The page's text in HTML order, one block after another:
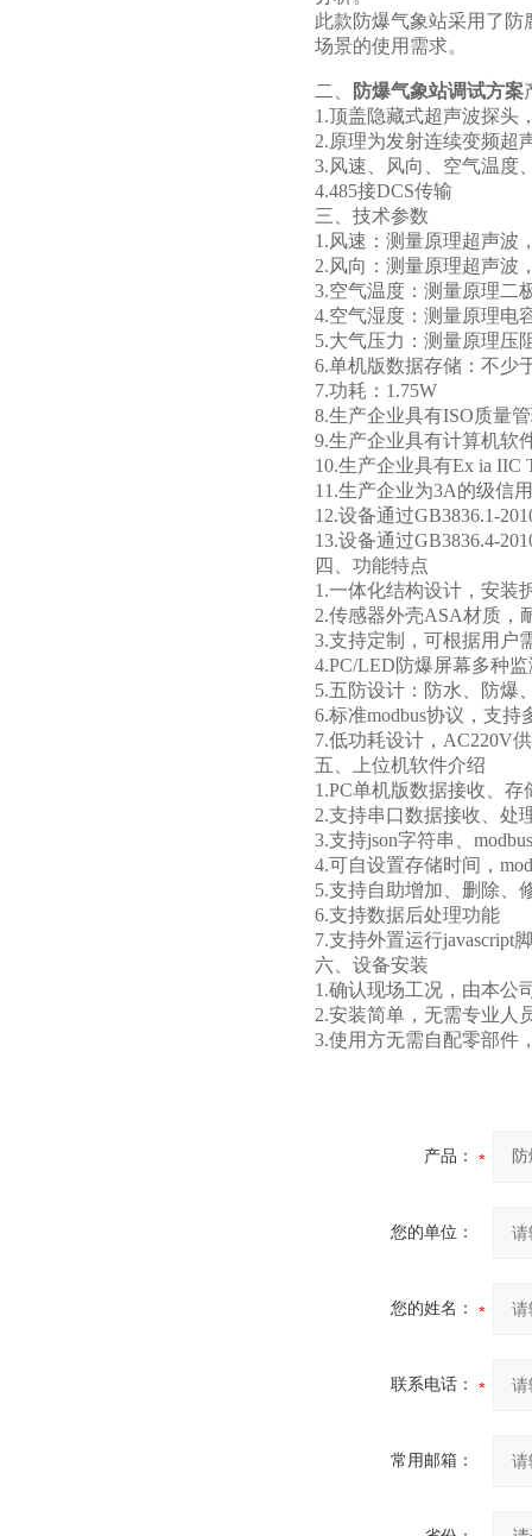
此款防爆气象站采用了
场景的使用需求。
二、 防爆气象站调试方案
1.顶盖隐藏式超声波探头
2.原理为发射连续变频超
3.风速、风向、空气温度
4.485接DCS传输
三、技术参数
1.风速：测量原理超声波
2.风向：测量原理超声波
3.空气温度：测量原理
4.空气湿度：测量原理电
5.大气压力：测量原理压
6.单机版数据存储：不少
7.功耗：1.75W
8.生产企业具有ISO质量
9.生产企业具有计算机软
10.生产企业具有Ex ia IIC
11.生产企业为3A的级信
12.设备通过GB3836.1-
13.设备通过GB3836.4-
四、功能特点
1.一体化结构设计，安装
2.传感器外壳ASA材质，
3.支持定制，可根据用户
4.PC/LED防爆屏幕多种
5.五防设计：防水、防爆
6.标准modbus协议，支
7.低功耗设计，AC220V
五、上位机软件介绍
1.PC单机版数据接收、
2.支持串口数据接收、处
3.支持json字符串、
4.可自设置存储时间，
5.支持自助增加、删除、
6.支持数据后处理功能
7.支持外置运行javascript
六、设备安装
1.确认现场工况，由本公
2.安装简单，无需专业人
3.使用方无需自配零部件
产品：
您的单位：
您的姓名：
联系电话：
常用邮箱：